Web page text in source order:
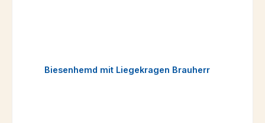
Biesenhemd mit Liegekragen Brauherr